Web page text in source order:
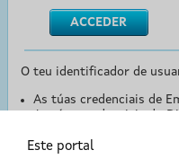
O teu identificador de
As túas credenciais de
O teu DNI ou o teu NIE.
Este portal